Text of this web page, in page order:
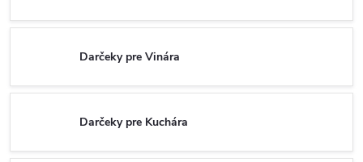
Darčeky pre Vinára
Darčeky pre Kuchára